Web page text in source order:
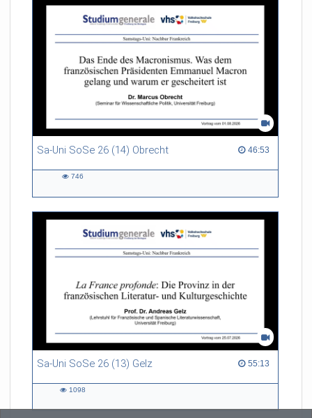
Sa-Uni SoSe 26 (14) Obrecht 46:53
46:53 duration
746
Sa-Uni SoSe 26 (13) Gelz 55:13
55:13 duration
1098